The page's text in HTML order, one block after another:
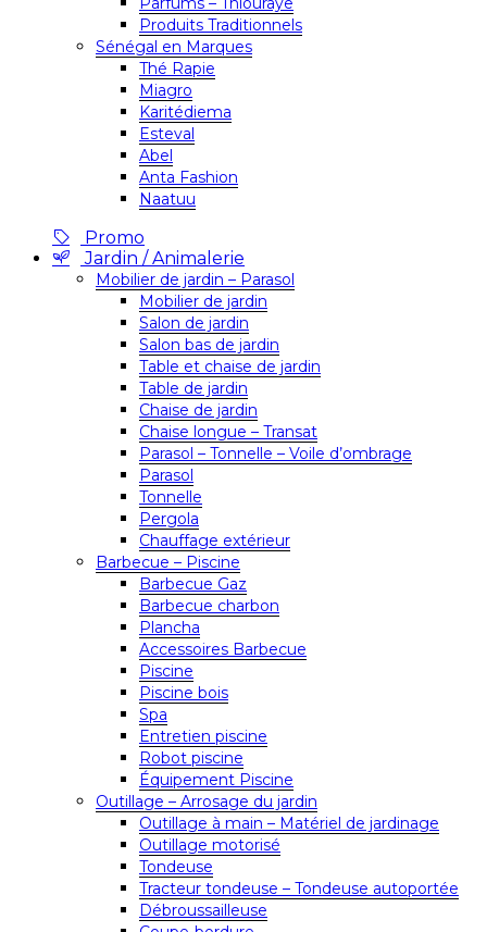
Produits Traditionnels
Sénégal en Marques
Thé Rapie
Miagro
Karitédiema
Esteval
Abel
Anta Fashion
Naatuu
Promo
Jardin / Animalerie
Mobilier de jardin – Parasol
Mobilier de jardin
Salon de jardin
Salon bas de jardin
Table et chaise de jardin
Table de jardin
Chaise de jardin
Chaise longue – Transat
Parasol – Tonnelle – Voile d’ombrage
Parasol
Tonnelle
Pergola
Chauffage extérieur
Barbecue – Piscine
Barbecue Gaz
Barbecue charbon
Plancha
Accessoires Barbecue
Piscine
Piscine bois
Spa
Entretien piscine
Robot piscine
Équipement Piscine
Outillage – Arrosage du jardin
Outillage à main – Matériel de jardinage
Outillage motorisé
Tondeuse
Tracteur tondeuse – Tondeuse autoportée
Débroussailleuse